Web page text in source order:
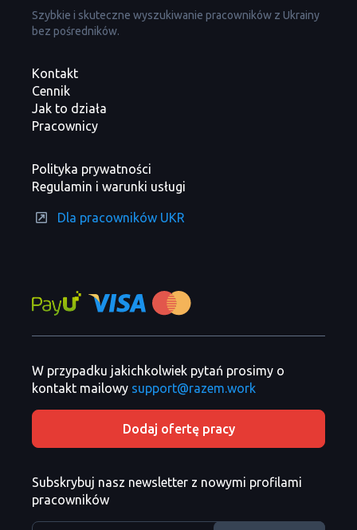
Szybkie i skuteczne wyszukiwanie pracowników z Ukrainy
bez pośredników.
Kontakt
Cennik
Jak to działa
Pracownicy
Polityka prywatności
Regulamin i warunki usługi
Dla pracowników UKR
W przypadku jakichkolwiek pytań prosimy o
kontakt mailowy support@razem.work
Dodaj ofertę pracy
Subskrybuj nasz newsletter z nowymi profilami
pracowników